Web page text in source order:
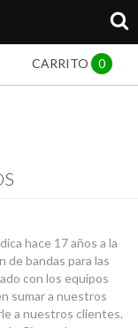
CARRITO 0
hace 17 años a la
de bandas para las
con los equipos
sumar a nuestros
a nuestros clientes.